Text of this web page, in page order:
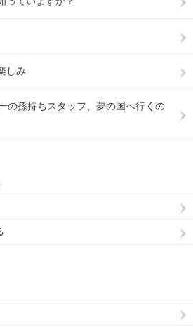
しみ
の孫持ちスタッフ、夢の国へ行くの